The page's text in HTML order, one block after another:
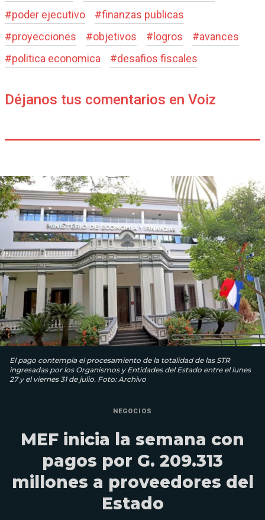
#poder ejecutivo #finanzas publicas
#proyecciones #objetivos # logros #avances
#politica economica #desafios fiscales
Déjanos tus comentarios en Voiz
El pago contempla el procesamiento de la totalidad de las STR
ingresadas por los Organismos y Entidades del Estado entre el lunes
27 y el viernes 31 de julio. Foto: Archivo
NEGOCIOS
MEF inicia la semana con
pagos por G. 209.313
millones a proveedores del
Estado